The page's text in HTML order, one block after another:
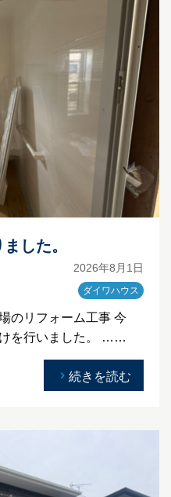
した。
2026年8月1日
ダイワハウス
のリフォーム工事 今
を行いました。 ……
続きを読む